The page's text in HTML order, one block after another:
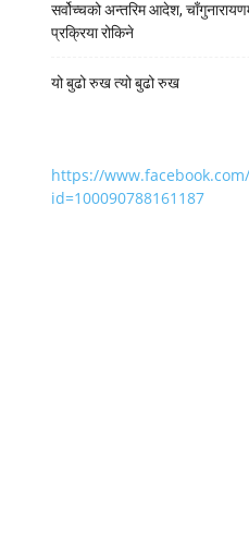
सर्वोच्चको अन्तरिम आदेश,
प्रक्रिया रोकिने
यो बुढो रुख त्यो बुढो रुख
https://
id=100090788161187